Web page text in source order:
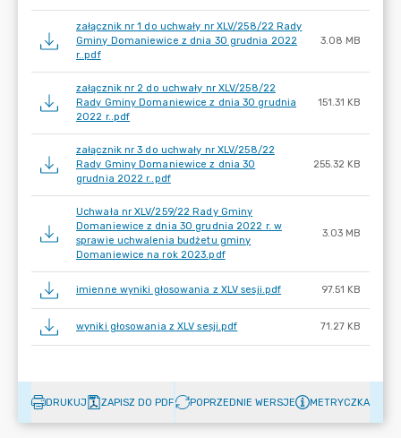
załącznik nr 1 do uchwały nr XLV/258/22 Rady
Gminy Domaniewice z dnia 30 grudnia 2022
r..pdf
3.08 MB
załącznik nr 2 do uchwały nr XLV/258/22
Rady Gminy Domaniewice z dnia 30 grudnia
2022 r..pdf
151.31 KB
załącznik nr 3 do uchwały nr XLV/258/22
Rady Gminy Domaniewice z dnia 30
grudnia 2022 r..pdf
255.32 KB
Uchwała nr XLV/259/22 Rady Gminy
Domaniewice z dnia 30 grudnia 2022 r. w
sprawie uchwalenia budżetu gminy
Domaniewice na rok 2023.pdf
3.03 MB
imienne wyniki głosowania z XLV sesji.pdf 97.51 KB
wyniki głosowania z XLV sesji.pdf 71.27 KB
DRUKUJ ZAPISZ DO PDF POPRZEDNIE WERSJE METRYCZKA